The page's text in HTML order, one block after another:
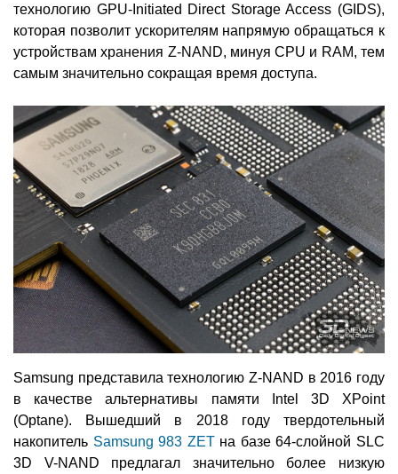
технологию GPU-Initiated Direct Storage Access (GIDS),
которая позволит ускорителям напрямую обращаться к
устройствам хранения Z-NAND, минуя CPU и RAM, тем
самым значительно сокращая время доступа.
Samsung представила технологию Z-NAND в 2016 году
в качестве альтернативы памяти Intel 3D XPoint
(Optane). Вышедший в 2018 году твердотельный
накопитель Samsung 983 ZETна базе 64-слойной SLC
3D V-NAND предлагал значительно более низкую